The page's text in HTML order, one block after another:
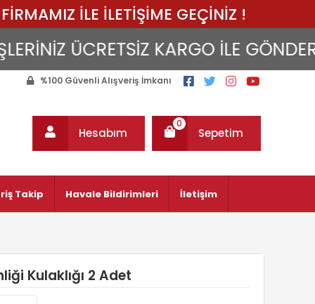
İLE İLETİŞİME GEÇİNİZ !
ÜCRETSİZ KARGO İLE
%100 Güvenli Alışveriş İmkanı
Hesabım Sepetim
0
Takip Havale Bildirimleri İletişim
Kulaklığı 2 Adet